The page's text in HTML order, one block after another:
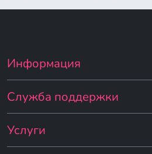
Информация
Служба поддержки
Услуги